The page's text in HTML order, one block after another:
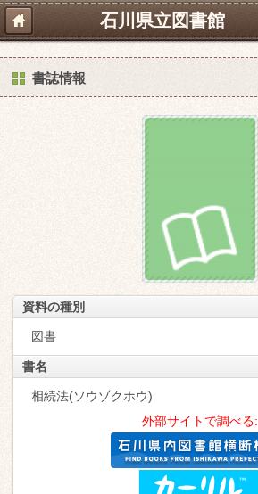
石川県立図書館
書誌情報
資料の種別
図書
書名
相続法(ソウゾクホウ)
外部サイトで調べる: